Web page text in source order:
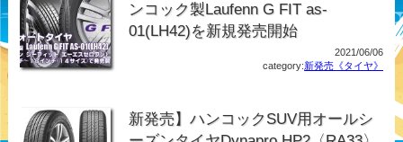
ンコック製Laufenn G FIT as-
01(LH42)を新規発売開始
2021/06/06
category:新発売《タイヤ》
新発売】ハンコックSUV用オールシ